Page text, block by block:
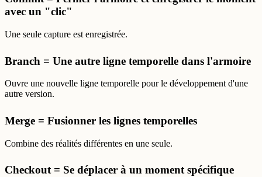
avec un "clic"
Une seule capture est enregistrée.
Branch = Une autre ligne temporelle dans l'armoire
Ouvre une nouvelle ligne temporelle pour le développement d'une
autre version.
Merge = Fusionner les lignes temporelles
Combine des réalités différentes en une seule.
Checkout = Se déplacer à un moment spécifique